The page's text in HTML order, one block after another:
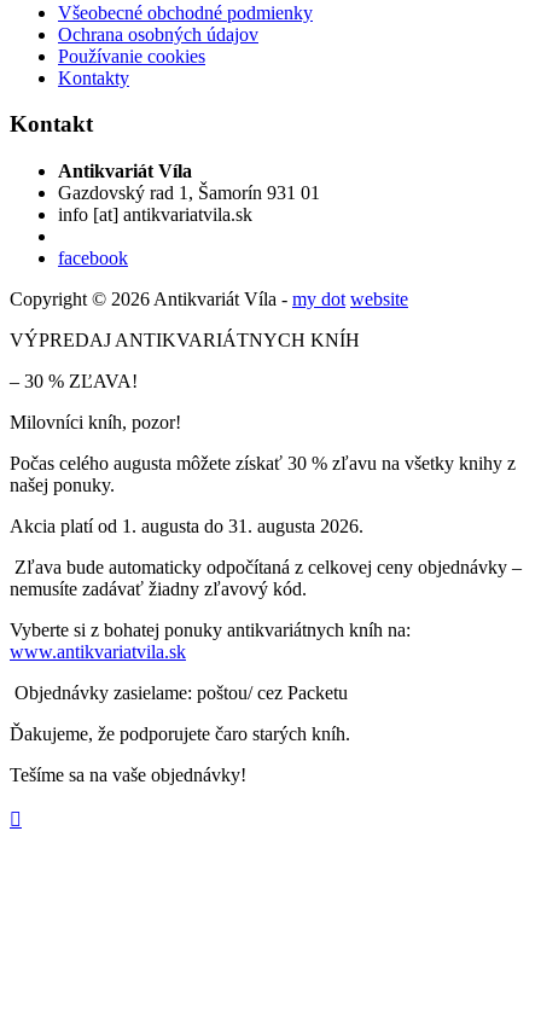
Všeobecné obchodné podmienky
Ochrana osobných údajov
Používanie cookies
Kontakty
Kontakt
Antikvariát Víla
Gazdovský rad 1, Šamorín 931 01
info [at] antikvariatvila.sk
facebook
Copyright © 2026 Antikvariát Víla - my dot website
VÝPREDAJ ANTIKVARIÁTNYCH KNÍH
– 30 % ZĽAVA!
Milovníci kníh, pozor!
Počas celého augusta môžete získať 30 % zľavu na všetky knihy z
našej ponuky.
Akcia platí od 1. augusta do 31. augusta 2026.
Zľava bude automaticky odpočítaná z celkovej ceny objednávky –
nemusíte zadávať žiadny zľavový kód.
Vyberte si z bohatej ponuky antikvariátnych kníh na:
www.antikvariatvila.sk
Objednávky zasielame: poštou/ cez Packetu
Ďakujeme, že podporujete čaro starých kníh.
Tešíme sa na vaše objednávky!
